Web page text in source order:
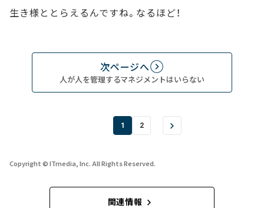
生き様ととらえるんですね。なるほど！
次ページへ
人が人を管理するマネジメントはいらない
1 2
Copyright © ITmedia, Inc. All Rights Reserved.
関連情報